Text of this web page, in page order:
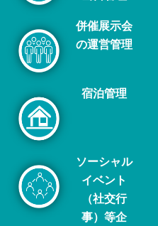
併催展示会
の運営管理
宿泊管理
ソーシャル
イベント
（社交行
事）等企